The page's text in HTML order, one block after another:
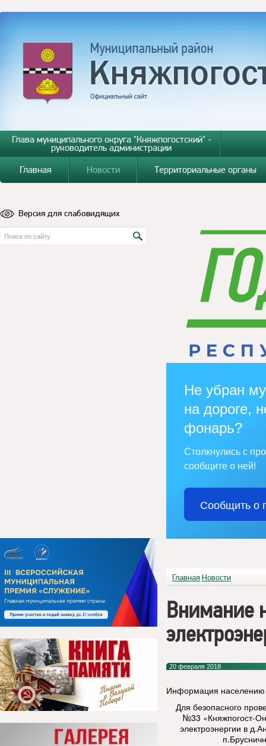
Глава муниципального округа "Княжпогостский" -
руководитель администрации
Главная
Новости Территориальные органы
Версия для слабовидящих
Не убран
на дороге,
фонарь?
Столкнулись с
сообщите о ней!
Сообщить о
Главная Новости
Внимание
20 февраля 2018
Информация
Для безопасного
№33 «Княжпогост-
электроэнергии в